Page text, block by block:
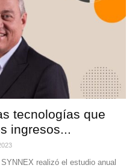
tecnologías que
ingresos...
realizó el estudio anual